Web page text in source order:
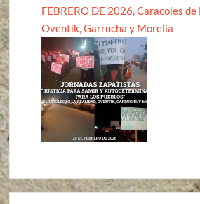
FEBRERO DE 2026, Caracoles de
Oventik, Garrucha y Morelia